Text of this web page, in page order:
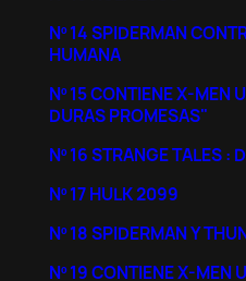
Nº 14 SPIDERMAN
HUMANA
Nº 15 CONTIENE X-MEN
DURAS PROMESAS"
Nº 16 STRANGE TALES :
Nº 17 HULK 2099
Nº 18 SPIDERMAN Y
Nº 19 CONTIENE X-MEN